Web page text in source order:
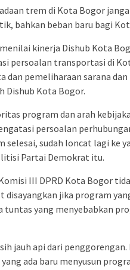
trem di Kota Bogor
bahkan beban baru bagi
kinerja Dishub Kota
persoalan transportasi di
pemeliharaan sarana dan
Dishub Kota Bogor.
program dan arah
persoalan
selesai, sudah loncat lagi ke
Partai Demokrat itu.
III DPRD Kota Bogor
disayangkan jika program
tuntas yang menyebabkan
jauh api dari
ada baru menyusun